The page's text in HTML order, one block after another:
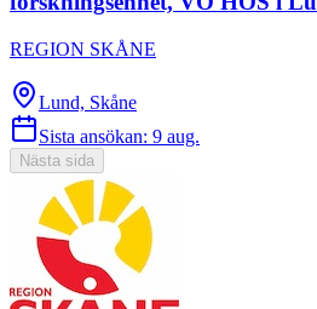
REGION SKÅNE
Lund, Skåne
Sista ansökan: 9 aug.
Nästa sida